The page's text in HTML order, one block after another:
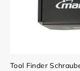
Tool Finder